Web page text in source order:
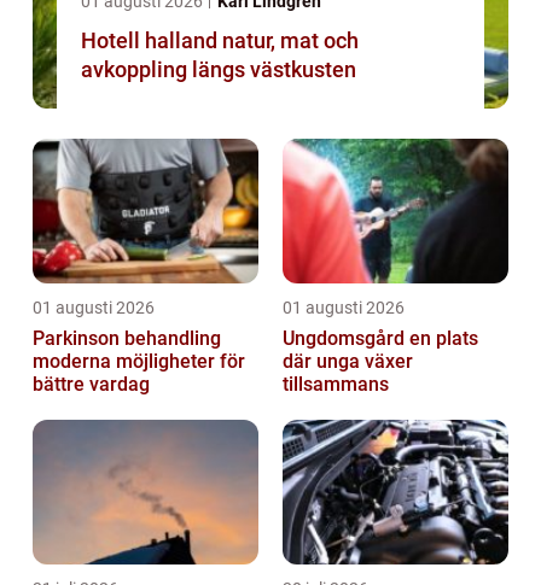
Hotell halland natur, mat och
avkoppling längs västkusten
01 augusti 2026
Parkinson behandling
moderna möjligheter för
bättre vardag
01 augusti 2026
Ungdomsgård en plats
där unga växer
tillsammans